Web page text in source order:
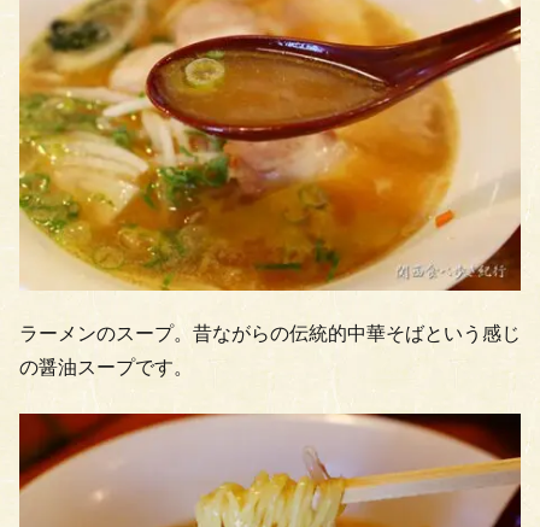
ラーメンのスープ。昔ながらの伝統的中華そばという感じ
の醤油スープです。